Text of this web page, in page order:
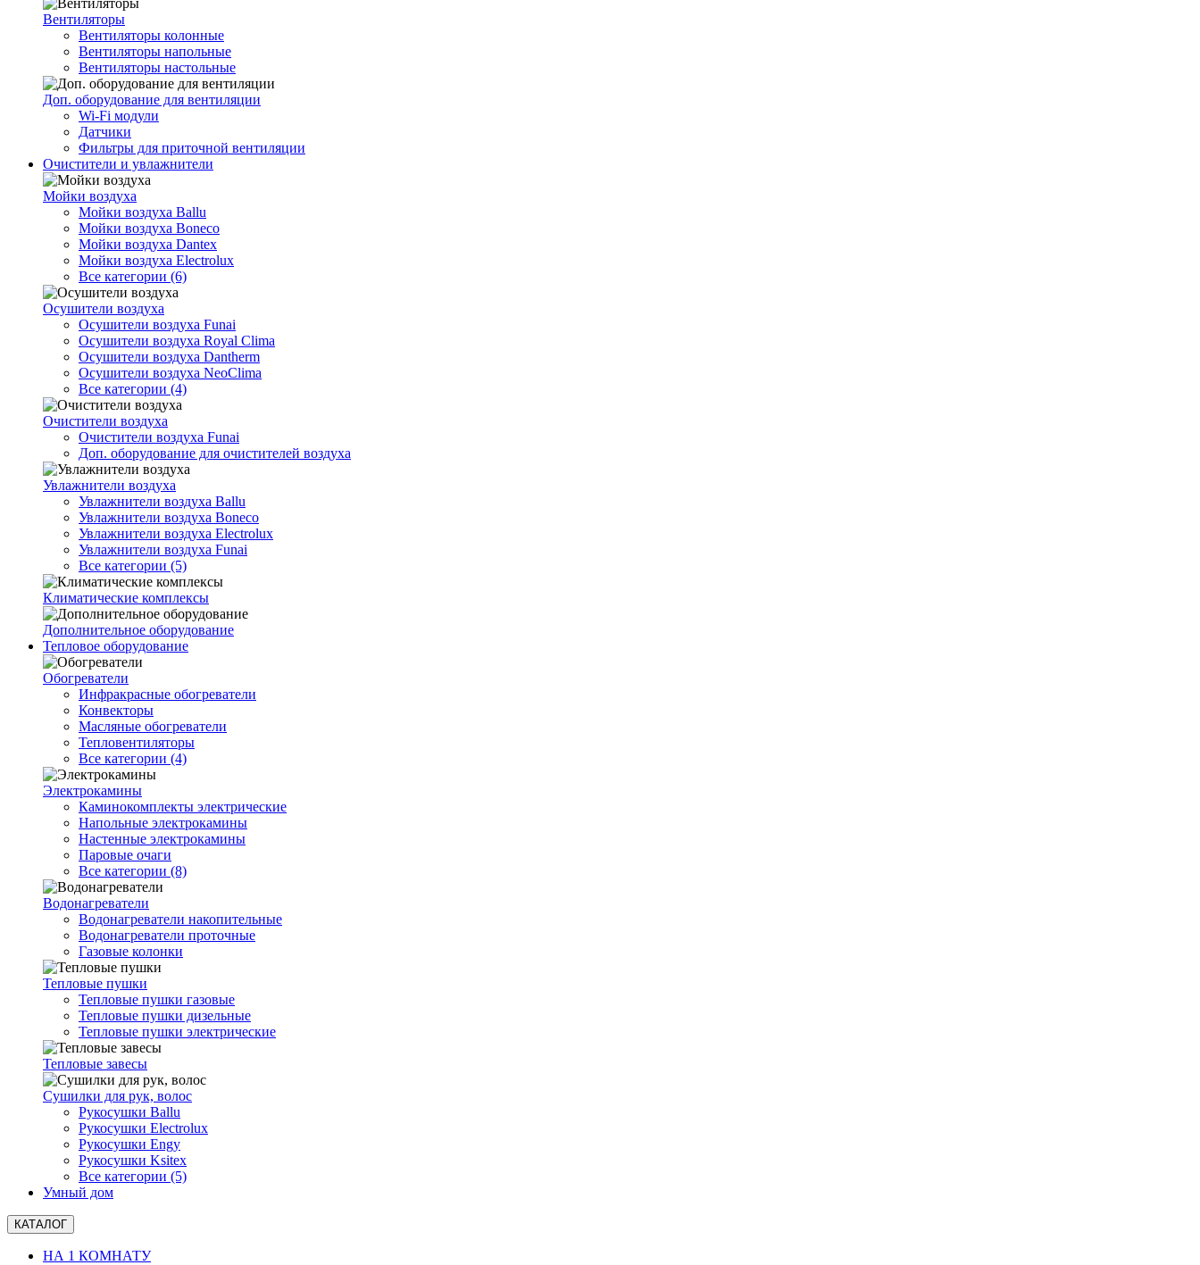
Вентиляторы
Вентиляторы колонные
Вентиляторы напольные
Вентиляторы настольные
Доп. оборудование для вентиляции
Wi-Fi модули
Датчики
Фильтры для приточной вентиляции
Очистители и увлажнители
Мойки воздуха
Мойки воздуха Ballu
Мойки воздуха Boneco
Мойки воздуха Dantex
Мойки воздуха Electrolux
Все категории (6)
Осушители воздуха
Осушители воздуха Funai
Осушители воздуха Royal Clima
Осушители воздуха Dantherm
Осушители воздуха NeoClima
Все категории (4)
Очистители воздуха
Очистители воздуха Funai
Доп. оборудование для очистителей воздуха
Увлажнители воздуха
Увлажнители воздуха Ballu
Увлажнители воздуха Boneco
Увлажнители воздуха Electrolux
Увлажнители воздуха Funai
Все категории (5)
Климатические комплексы
Дополнительное оборудование
Тепловое оборудование
Обогреватели
Инфракрасные обогреватели
Конвекторы
Масляные обогреватели
Тепловентиляторы
Все категории (4)
Электрокамины
Каминокомплекты электрические
Напольные электрокамины
Настенные электрокамины
Паровые очаги
Все категории (8)
Водонагреватели
Водонагреватели накопительные
Водонагреватели проточные
Газовые колонки
Тепловые пушки
Тепловые пушки газовые
Тепловые пушки дизельные
Тепловые пушки электрические
Тепловые завесы
Сушилки для рук, волоc
Рукосушки Ballu
Рукосушки Electrolux
Рукосушки Engy
Рукосушки Ksitex
Все категории (5)
Умный дом
КАТАЛОГ
НА 1 КОМНАТУ